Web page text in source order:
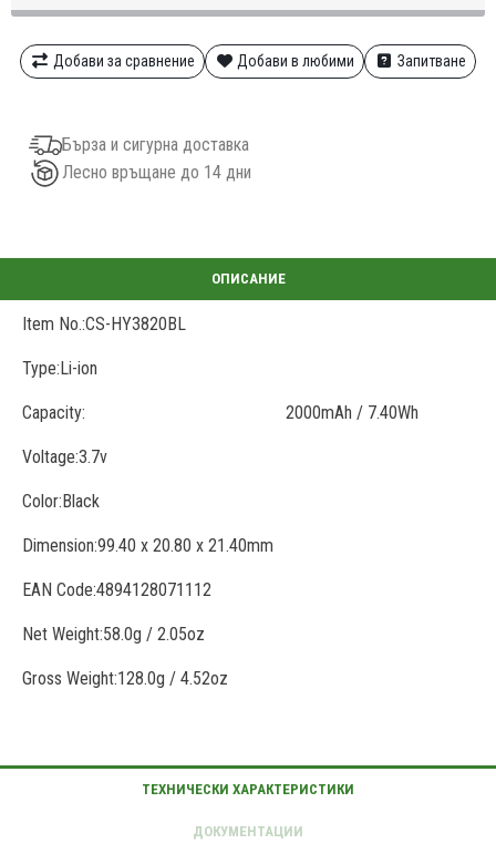
Добави за сравнение Добави в любими Запитване
Бърза и сигурна доставка
Лесно връщане до 14 дни
Item No.:CS-HY3820BL
Type:Li-ion
Capacity: 2000mAh / 7.40Wh
Voltage:3.7v
Color:Black
Dimension:99.40 x 20.80 x 21.40mm
EAN Code:4894128071112
Net Weight:58.0g / 2.05oz
Gross Weight:128.0g / 4.52oz